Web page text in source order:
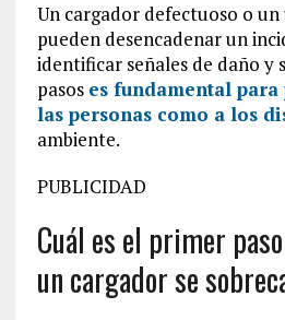
Un cargador defectuoso o un
pueden desencadenar un
identificar señales de daño y
pasos es fundamental
las personas como a los
ambiente.
PUBLICIDAD
Cuál es el primer
un cargador se